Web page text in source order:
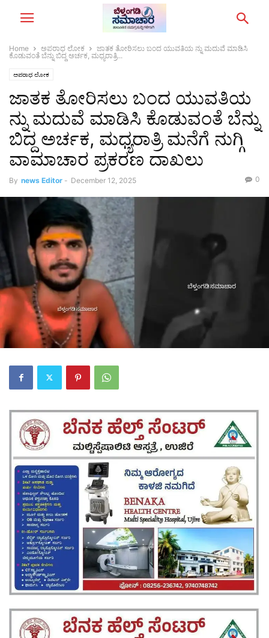
Home ಅಪರಾಧ ಲೋಕ
ಜಾತಕ ತೋರಿಸಲು ಬಂದ ಯುವತಿಯ ನ್ನು ಮದುವೆ ಮಾಡಿಸಿ
ಕೊಡುವಂತೆ ಬೆನ್ನು ಬಿದ್ದ ಅರ್ಚಕ, ಮಧ್ಯರಾತ್ರಿ...
ಅಪರಾಧ ಲೋಕ
ಜಾತಕ ತೋರಿಸಲು ಬಂದ ಯುವತಿಯ
ನ್ನು ಮದುವೆ ಮಾಡಿಸಿ ಕೊಡುವಂತೆ ಬೆನ್ನು
ಬಿದ್ದ ಅರ್ಚಕ, ಮಧ್ಯರಾತ್ರಿ ಮನೆಗೆ ನುಗ್ಗಿ
ವಾಮಾಚಾರ ಪ್ರಕರಣ ದಾಖಲು
By news Editor - December 12, 2025 0